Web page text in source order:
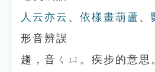
人云亦云 、 依樣畫葫蘆 、
形音辨誤
趨，音ㄑㄩ。疾步的意思